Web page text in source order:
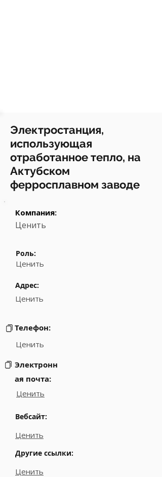
Электростанция,
использующая
отработанное тепло, на
Актубском
ферросплавном заводе
Компания:
Ценить
Роль:
Ценить
Адрес:
Ценить
Телефон:
Ценить
Электронн
ая почта:
Ценить
Вебсайт:
Ценить
Другие ссылки:
Ценить